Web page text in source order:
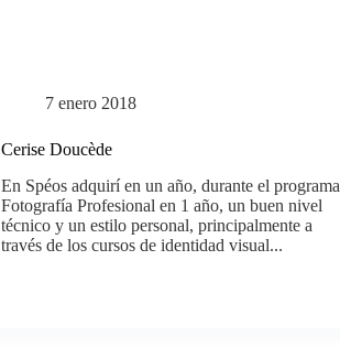
7 enero 2018
Cerise Doucède
En Spéos adquirí en un año, durante el programa
Fotografía Profesional en 1 año, un buen nivel
técnico y un estilo personal, principalmente a
través de los cursos de identidad visual...